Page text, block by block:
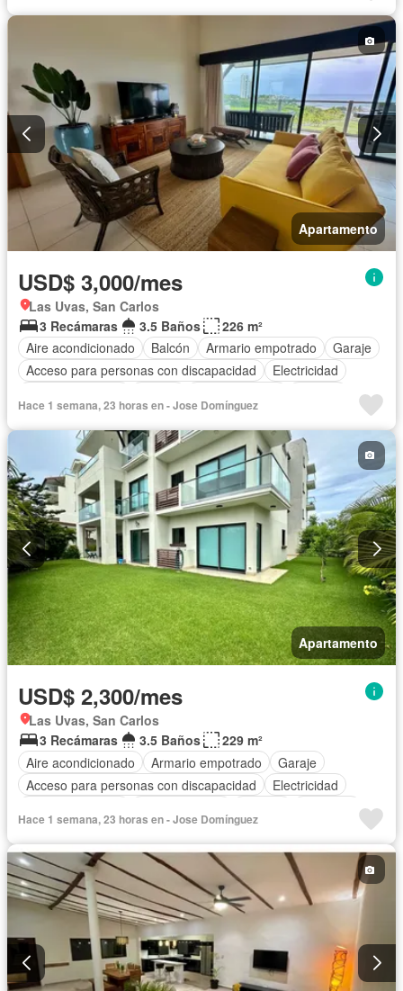
Apartamento
USD$ 3,000/mes
Las Uvas, San Carlos
3 Recámaras
3.5 Baños
226 m²
Aire acondicionado
Balcón Armario empotrado
Garaje
Acceso para personas con discapacidad
Electricidad
Ascensor
Gas natural Seguridad
Cuarto de servicio
Agua Patio
Hace 1 semana, 23 horas en - Jose Domínguez
Apartamento
USD$ 2,300/mes
Las Uvas, San Carlos
3 Recámaras
3.5 Baños
229 m²
Aire acondicionado
Armario empotrado
Garaje
Acceso para personas con discapacidad
Electricidad
Gas natural
Seguridad Piscina Agua
Hace 1 semana, 23 horas en - Jose Domínguez